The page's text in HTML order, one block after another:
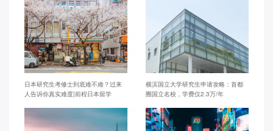
日本研究生考修士到底难不难？过来
人告诉你真实难度|前程日本留学
横滨国立大学研究生申请攻略：首都
圈国立名校，学费仅2.3万/年